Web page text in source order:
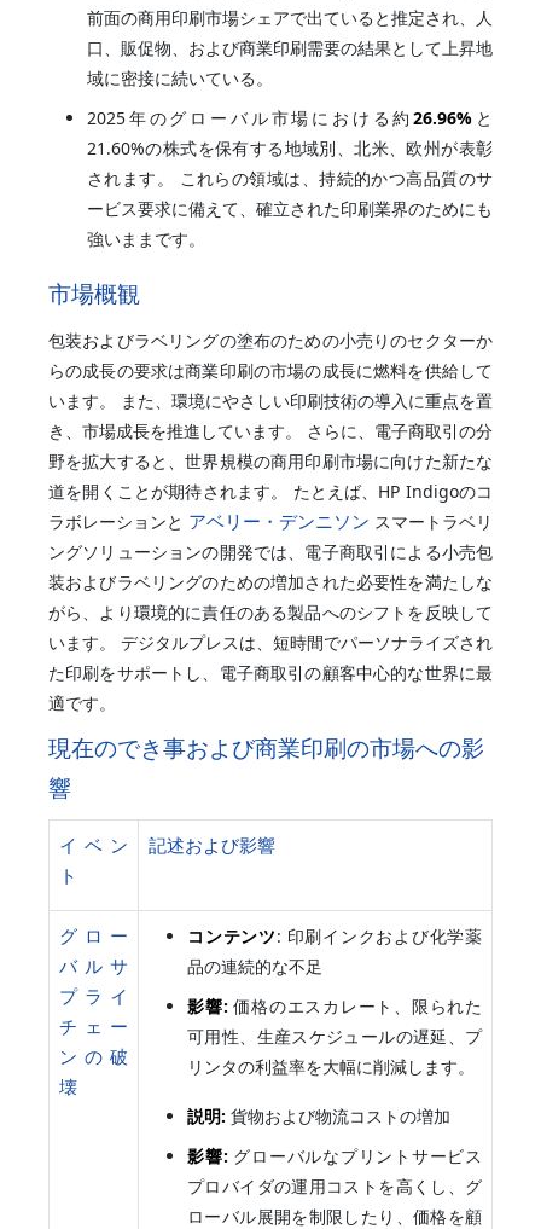
前面の商用印刷市場シェアで出ていると推定され、人
口、販促物、および商業印刷需要の結果として上昇地
域に密接に続いている。
2025年のグローバル市場における約26.96% と
21.60%の株式を保有する地域別、北米、欧州が表彰
されます。 これらの領域は、持続的かつ高品質のサ
ービス要求に備えて、確立された印刷業界のためにも
強いままです。
市場概観
包装およびラベリングの塗布のための小売りのセクターか
らの成長の要求は商業印刷の市場の成長に燃料を供給して
います。 また、環境にやさしい印刷技術の導入に重点を置
き、市場成長を推進しています。 さらに、電子商取引の分
野を拡大すると、世界規模の商用印刷市場に向けた新たな
道を開くことが期待されます。 たとえば、HP Indigoのコ
ラボレーションと アベリー・デンニソン スマートラベリ
ングソリューションの開発では、電子商取引による小売包
装およびラベリングのための増加された必要性を満たしな
がら、より環境的に責任のある製品へのシフトを反映して
います。 デジタルプレスは、短時間でパーソナライズされ
た印刷をサポートし、電子商取引の顧客中心的な世界に最
適です。
現在のでき事および商業印刷の市場への影
響
イベン
ト
記述および影響
グロー
バルサ
プライ
チェー
ンの破
壊
コンテンツ: 印刷インクおよび化学薬
品の連続的な不足
影響:価格のエスカレート、限られた
可用性、生産スケジュールの遅延、プ
リンタの利益率を大幅に削減します。
説明: 貨物および物流コストの増加
影響: グローバルなプリントサービス
プロバイダの運用コストを高くし、グ
ローバル展開を制限したり、価格を顧